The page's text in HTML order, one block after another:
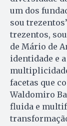
um dos
sou
trezentos,
de Mário de
identidade e
facetas que
Waldomiro
fluida e